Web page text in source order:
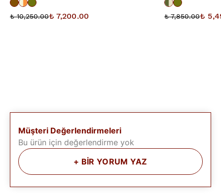
₺ 10,250.00₺ 7,200.00 ₺ 7,850.00₺
Müşteri Değerlendirmeleri
Bu ürün için değerlendirme yok
+ BİR YORUM YAZ